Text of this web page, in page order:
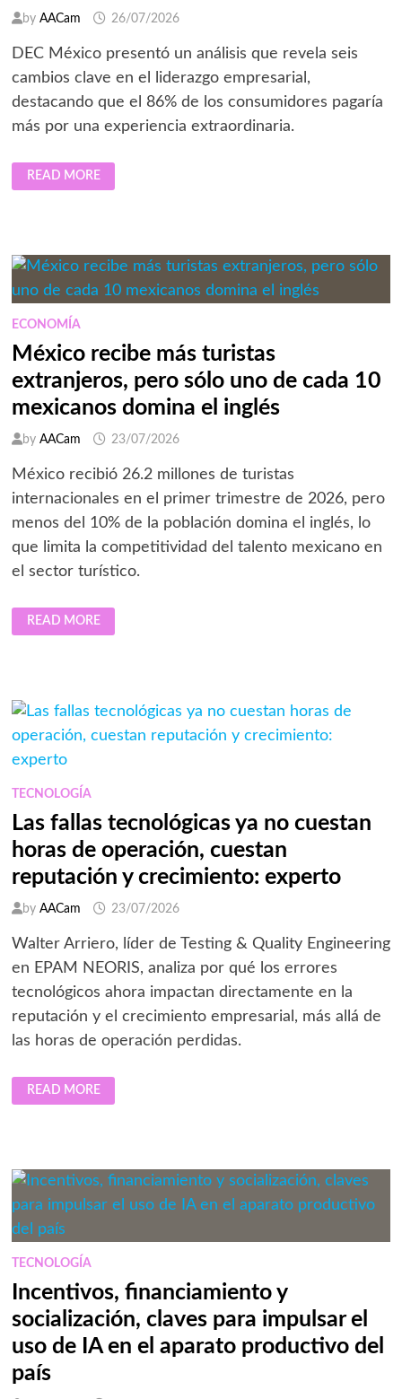
by AACam 26/07/2026
DEC México presentó un análisis que revela seis
cambios clave en el liderazgo empresarial,
destacando que el 86% de los consumidores pagaría
más por una experiencia extraordinaria.
SEIS
CAMBIOS
QUE
SEGÚN
DEC
MÉXICO
READ MORE
ECONOMÍA
México recibe más turistas
extranjeros, pero sólo uno de cada 10
mexicanos domina el inglés
by AACam 23/07/2026
México recibió 26.2 millones de turistas
internacionales en el primer trimestre de 2026, pero
menos del 10% de la población domina el inglés, lo
que limita la competitividad del talento mexicano en
el sector turístico.
MÉXICO
RECIBE
MÁS
UNO
DE
10
MEXICANOS
DOMINA
INGLÉS
READ MORE
TECNOLOGÍA
Las fallas tecnológicas ya no cuestan
horas de operación, cuestan
reputación y crecimiento: experto
by AACam 23/07/2026
Walter Arriero, líder de Testing & Quality Engineering
en EPAM NEORIS, analiza por qué los errores
tecnológicos ahora impactan directamente en la
reputación y el crecimiento empresarial, más allá de
las horas de operación perdidas.
LAS
FALLAS
TECNOLÓGICAS
DE
OPERACIÓN,
CUESTAN
REPUTACIÓN
Y
CRECIMIENTO:
READ MORE
TECNOLOGÍA
Incentivos, financiamiento y
socialización, claves para impulsar el
uso de IA en el aparato productivo del
país